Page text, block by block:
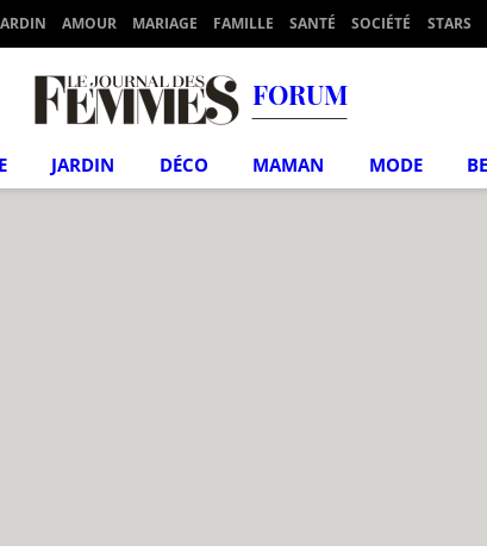
AMOUR MARIAGE FAMILLE SANTÉ SOCIÉTÉ STARS
FORUM
JARDIN DÉCO MAMAN MODE